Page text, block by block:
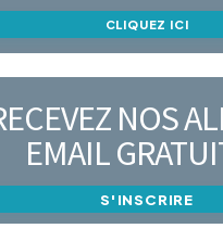
CLIQUEZ ICI
NOS
EMAIL
S'INSCRIRE